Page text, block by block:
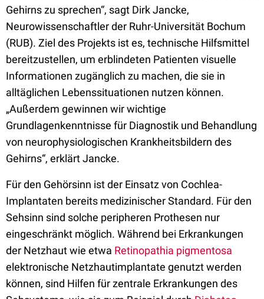
Gehirns zu sprechen“, sagt Dirk Jancke,
Neurowissenschaftler der Ruhr-Universität Bochum
(RUB). Ziel des Projekts ist es, technische Hilfsmittel
bereitzustellen, um erblindeten Patienten visuelle
Informationen zugänglich zu machen, die sie in
alltäglichen Lebenssituationen nutzen können.
„Außerdem gewinnen wir wichtige
Grundlagenkenntnisse für Diagnostik und Behandlung
von neurophysiologischen Krankheitsbildern des
Gehirns“, erklärt Jancke.
Für den Gehörsinn ist der Einsatz von Cochlea-
Implantaten bereits medizinischer Standard. Für den
Sehsinn sind solche peripheren Prothesen nur
eingeschränkt möglich. Während bei Erkrankungen
der Netzhaut wie etwa Retinopathia pigmentosa
elektronische Netzhautimplantate genutzt werden
können, sind Hilfen für zentrale Erkrankungen des